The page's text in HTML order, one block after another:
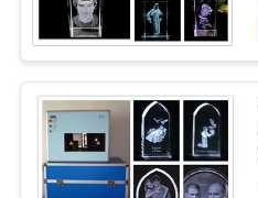
FORDERN
SIE
EIN
ZITAT